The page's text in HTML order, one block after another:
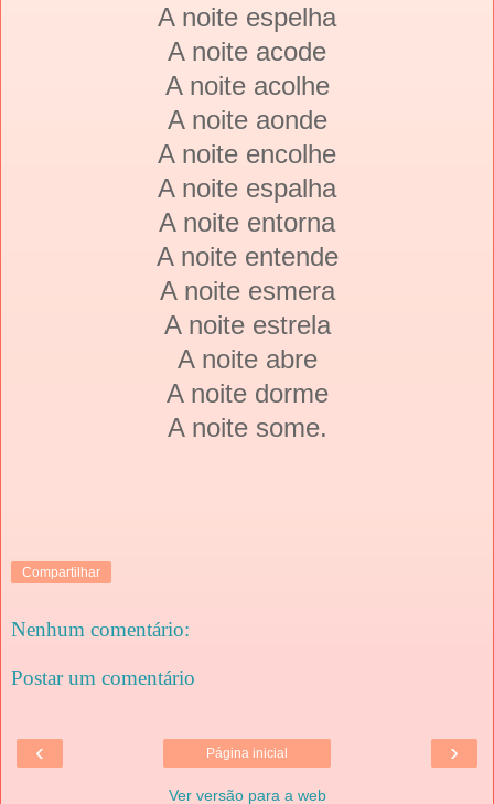
A noite espelha
A noite acode
A noite acolhe
A noite aonde
A noite encolhe
A noite espalha
A noite entorna
A noite entende
A noite esmera
A noite estrela
A noite abre
A noite dorme
A noite some.
Compartilhar
Nenhum comentário:
Postar um comentário
‹ ›
Página inicial
Ver versão para a web